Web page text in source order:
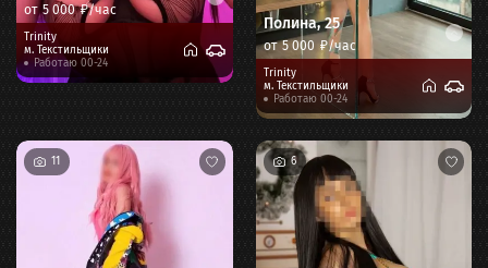
от 5 000₽/час
Trinity
м. Текстильщики
Работаю 00-24
Полина,25
от5 000 ₽/час
Trinity
м. Текстильщики
Работаю 00-24
11 6